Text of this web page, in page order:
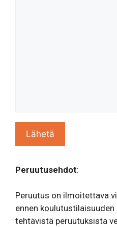
Peruutusehdot:
Peruutus on ilmoitettava
ennen
tehtävistä peruutuksista